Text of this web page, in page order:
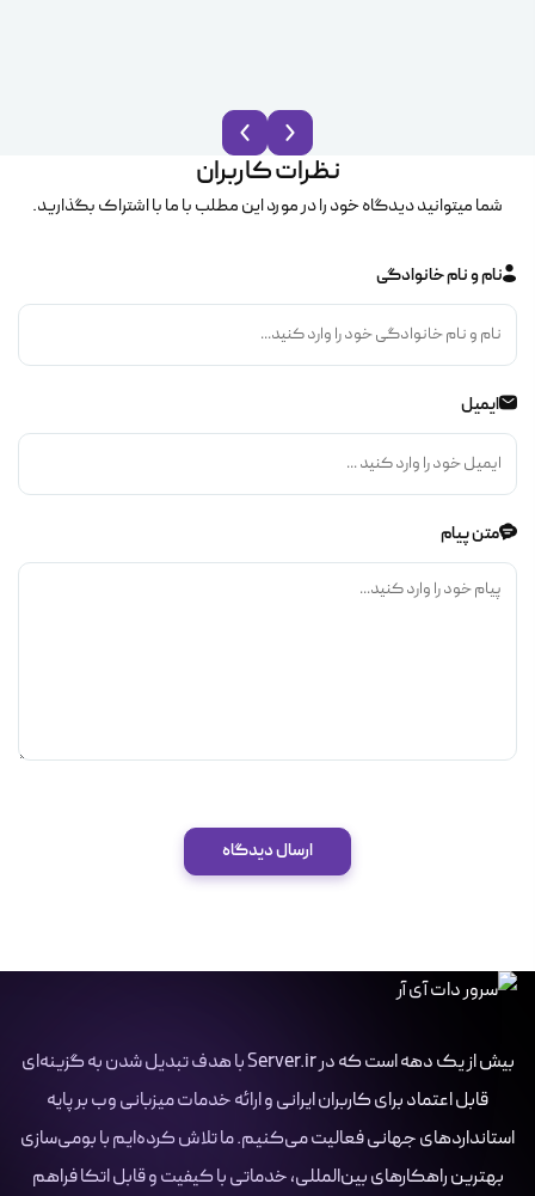
نظرات کاربران
شما میتوانید دیدگاه خود را در مورد این مطلب با ما با اشتراک بگذارید.
نام و نام خانوادگی
ایمیل
متن پیام
ارسال دیدگاه
بیش از یک دهه است که در Server.ir با هدف تبدیل شدن به گزینه‌ای
قابل اعتماد برای کاربران ایرانی و ارائه خدمات میزبانی وب بر پایه
استانداردهای جهانی فعالیت می‌کنیم. ما تلاش کرده‌ایم با بومی‌سازی
بهترین راهکارهای بین‌المللی، خدماتی با کیفیت و قابل اتکا فراهم